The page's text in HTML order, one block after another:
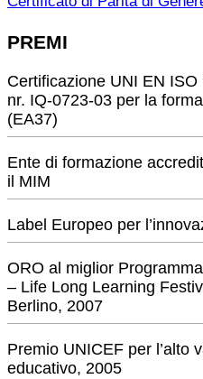
PREMI
Certificazione UNI EN ISO
nr. IQ-0723-03 per la
(EA37)
Ente di formazione
il MIM
Label Europeo per
ORO al miglior
– Life Long Learning
Berlino, 2007
Premio UNICEF per l’alto
educativo, 2005